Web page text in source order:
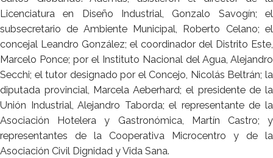
Licenciatura en Diseño Industrial, Gonzalo Savogín; el
subsecretario de Ambiente Municipal, Roberto Celano; el
concejal Leandro González; el coordinador del Distrito Este,
Marcelo Ponce; por el Instituto Nacional del Agua, Alejandro
Secchi; el tutor designado por el Concejo, Nicolás Beltrán; la
diputada provincial, Marcela Aeberhard; el presidente de la
Unión Industrial, Alejandro Taborda; el representante de la
Asociación Hotelera y Gastronómica, Martín Castro; y
representantes de la Cooperativa Microcentro y de la
Asociación Civil Dignidad y Vida Sana.